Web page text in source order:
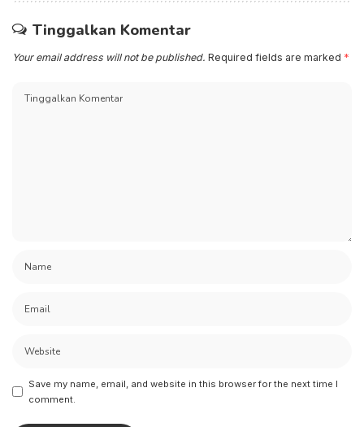
Tinggalkan Komentar
Your email address will not be published. Required fields are marked *
Save my name, email, and website in this browser for the next time I
comment.